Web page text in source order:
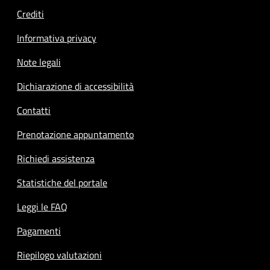
Crediti
Informativa privacy
Note legali
Dichiarazione di accessibilità
Contatti
Prenotazione appuntamento
Richiedi assistenza
Statistiche del portale
Leggi le FAQ
Pagamenti
Riepilogo valutazioni